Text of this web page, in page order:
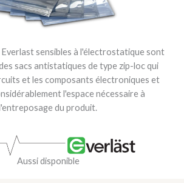
Everlast sensibles à l'électrostatique sont
sacs antistatiques de type zip-loc qui
et les composants électroniques et
l'espace nécessaire à
du produit.
Aussi disponible